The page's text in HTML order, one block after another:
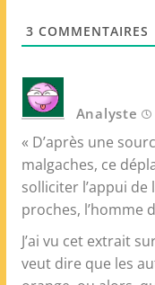
3 COMMENTAIRES
Analyste
« D’après une
malgaches, ce
solliciter l’appui de
proches, l’homme
J’ai vu cet extrait
veut dire que les